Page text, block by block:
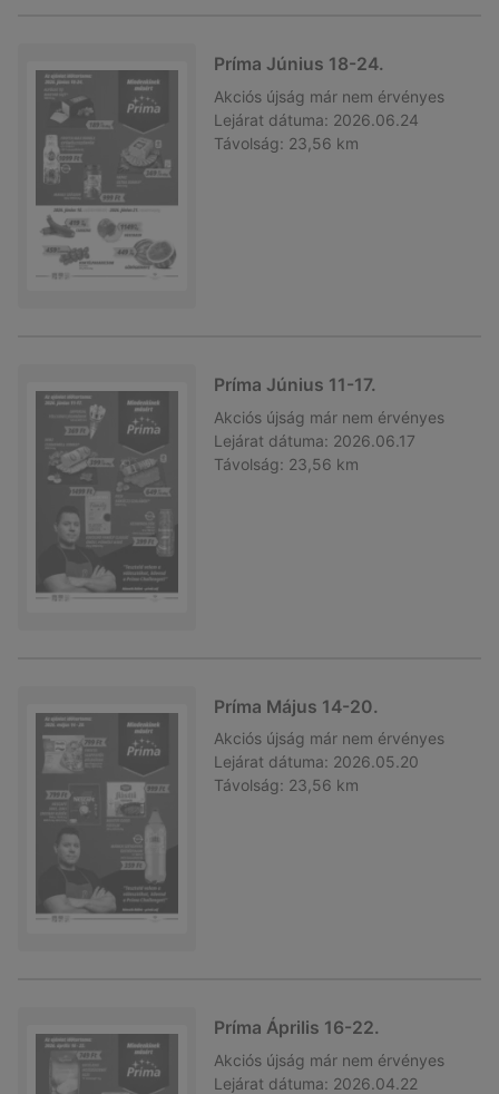
Príma Június 18-24.
Akciós újság már nem érvényes
Lejárat dátuma: 2026.06.24
Távolság: 23,56 km
Príma Június 11-17.
Akciós újság már nem érvényes
Lejárat dátuma: 2026.06.17
Távolság: 23,56 km
Príma Május 14-20.
Akciós újság már nem érvényes
Lejárat dátuma: 2026.05.20
Távolság: 23,56 km
Príma Április 16-22.
Akciós újság már nem érvényes
Lejárat dátuma: 2026.04.22